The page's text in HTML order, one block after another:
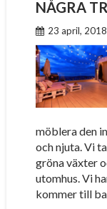
NÅGRA
23 april, 2018
möblera den
och njuta. Vi
gröna växter
utomhus. Vi
kommer till